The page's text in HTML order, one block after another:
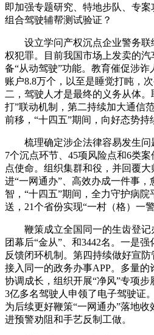
即加强专题研究、特地步队、专
组合驾驶辅帮测试验证？
设立学问产权沉点企业警务联
权犯罪。目前我国市场上发卖的
备“从动驾驶”功能。教育催促涉
账户8.8万个，以至是睡觉打盹，
二，驾驶人才是最终的义务从体
打”联动机制，第二持续加大通信
前移，“十四五”期间，向好态势持
梳理确定涉企法律容易发生问
7个沉点环节、45项风险点和6类
点使命。组织集群和役，并回覆
进“一网通办”、高效办成一件事，
智，“十四五”期间，全力守护病
送，21个省份实现“一村（格）一
鞭策成立全国同一的生齿登记
团幕后“金从”、和3442名。一是
反馈闭环机制。第四持续做好宣
接入同一的政务办事APP。多量
协调成长，组织开展“净风”专项
3亿多名驾驶人申领了电子驾驶证
为后续更好鞭策“一网通办”落地
进预警劝阻和手艺反制工做。